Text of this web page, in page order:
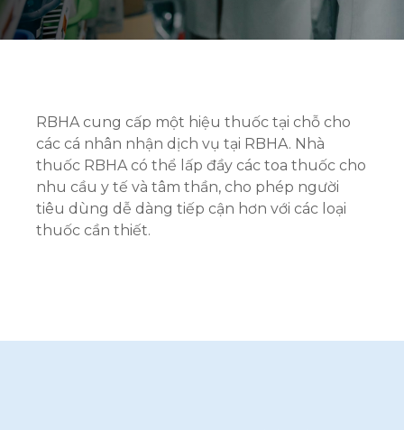
RBHA cung cấp một hiệu thuốc tại chỗ cho
các cá nhân nhận dịch vụ tại RBHA. Nhà
thuốc RBHA có thể lấp đầy các toa thuốc cho
nhu cầu y tế và tâm thần, cho phép người
tiêu dùng dễ dàng tiếp cận hơn với các loại
thuốc cần thiết.